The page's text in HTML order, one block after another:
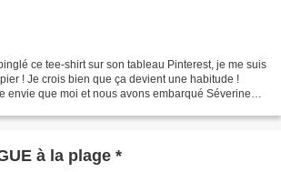
ce tee-shirt sur son tableau Pinterest, je me suis
! Je crois bien que ça devient une habitude !
envie que moi et nous avons embarqué Séverine
à la plage *